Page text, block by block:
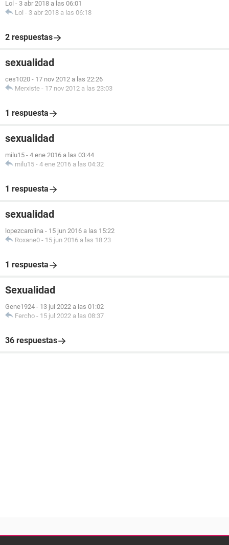
Lol - 3 abr 2018 a las 06:01
Lol - 3 abr 2018 a las 06:18
2 respuestas
sexualidad
ces1020 - 17 nov 2012 a las 22:26
Merxiste - 17 nov 2012 a las 23:03
1 respuesta
sexualidad
milu15 - 4 ene 2016 a las 03:44
milu15 - 4 ene 2016 a las 04:32
1 respuesta
sexualidad
lopezcarolina - 15 jun 2016 a las 15:22
Roxane0 - 15 jun 2016 a las 18:23
1 respuesta
Sexualidad
Gene1924 - 13 jul 2022 a las 01:02
Fercho - 15 jul 2022 a las 08:37
36 respuestas